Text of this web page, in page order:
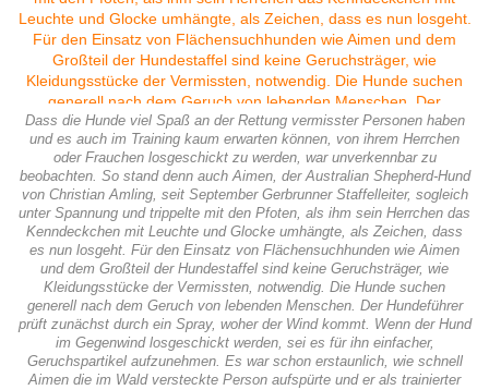
Dass die Hunde viel Spaß an der Rettung vermisster Personen haben
und es auch im Training kaum erwarten können, von ihrem Herrchen
oder Frauchen losgeschickt zu werden, war unverkennbar zu
beobachten. So stand denn auch Aimen, der Australian Shepherd-Hund
von Christian Amling, seit September Gerbrunner Staffelleiter, sogleich
unter Spannung und trippelte mit den Pfoten, als ihm sein Herrchen das
Kenndeckchen mit Leuchte und Glocke umhängte, als Zeichen, dass
es nun losgeht. Für den Einsatz von Flächensuchhunden wie Aimen
und dem Großteil der Hundestaffel sind keine Geruchsträger, wie
Kleidungsstücke der Vermissten, notwendig. Die Hunde suchen
generell nach dem Geruch von lebenden Menschen. Der Hundeführer
prüft zunächst durch ein Spray, woher der Wind kommt. Wenn der Hund
im Gegenwind losgeschickt werden, sei es für ihn einfacher,
Geruchspartikel aufzunehmen. Es war schon erstaunlich, wie schnell
Aimen die im Wald versteckte Person aufspürte und er als trainierter